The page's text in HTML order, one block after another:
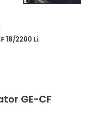
18/2200 Li
GE-CF